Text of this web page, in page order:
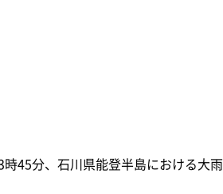
45分、石川県能登半島における大雨